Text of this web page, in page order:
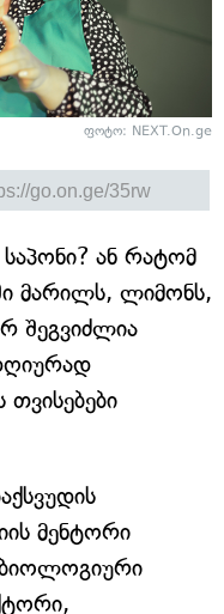
ფოტო: NEXT.On.ge
ან რატომ
მარილს, ლიმონს,
შეგვიძლია
თვისებები
მენტორი
ბიოლოგიური